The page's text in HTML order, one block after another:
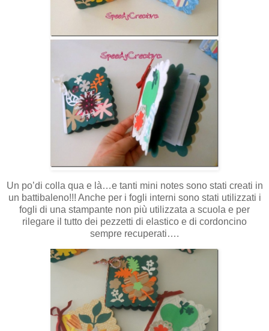
Un po’di colla qua e là…e tanti mini notes sono stati creati in
un battibaleno!!! Anche per i fogli interni sono stati utilizzati i
fogli di una stampante non più utilizzata a scuola e per
rilegare il tutto dei pezzetti di elastico e di cordoncino
sempre recuperati….